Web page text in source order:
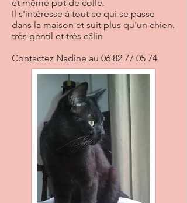
et même pot de colle.
Il s'intéresse à tout ce qui se passe
dans la maison et suit plus qu'un chien.
très gentil et très câlin
Contactez Nadine au 06 82 77 05 74